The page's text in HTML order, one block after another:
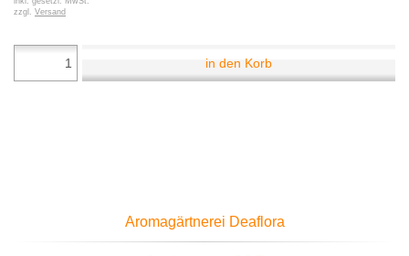
zzgl. Versand
in den Korb
Aromagärtnerei Deaflora